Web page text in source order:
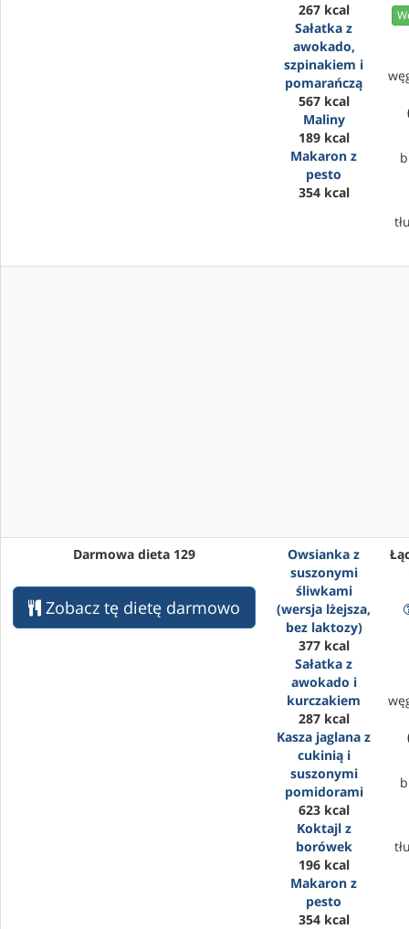
267 kcal
Sałatka z
awokado,
szpinakiem i
pomarańczą
567 kcal
Maliny
189 kcal
Makaron z
pesto
354 kcal
Darmowa dieta 129
Zobacz tę dietę darmowo
Owsianka z
suszonymi
śliwkami
(wersja lżejsza,
bez laktozy)
377 kcal
Sałatka z
awokado i
kurczakiem
287 kcal
Kasza jaglana z
cukinią i
suszonymi
pomidorami
623 kcal
Koktajl z
borówek
196 kcal
Makaron z
pesto
354 kcal